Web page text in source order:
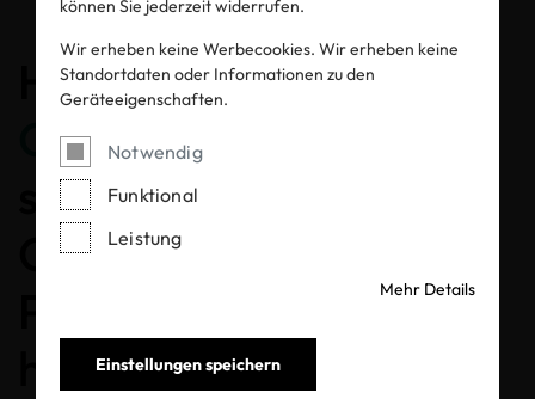
können Sie jederzeit widerrufen.
Wir erheben keine Werbecookies. Wir erheben keine
Standortdaten oder Informationen zu den
Geräteeigenschaften.
Notwendig
Funktional
Leistung
Mehr Details
Einstellungen speichern
Herzlichen
Glückwunsch
sich für ein MADE IN
GREEN gelabeltes
Produkt entschieden
haben.